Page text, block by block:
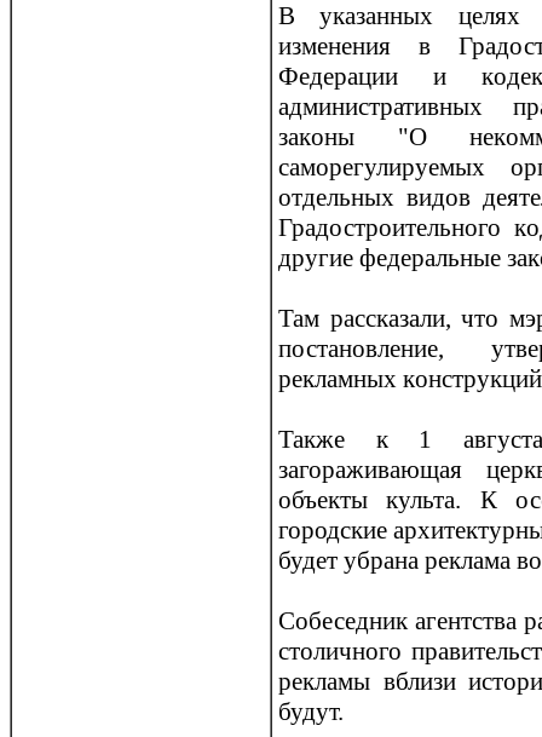
В указанных целях
изменения в
Федерации и
административных
закoны "О
саморегулируемых
отдельных видов
Градостроительного
другие федеральные
Там рассказали, что
постановление,
рекламных
Также к 1
загораживающая
объекты культа. К
городские
будет убрана реклама
Собеседник агентства
столичного
рекламы вблизи
будут.